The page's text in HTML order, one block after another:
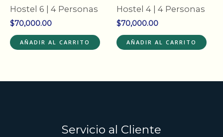
Hostel 6 | 4 Personas
$70,000.00
AÑADIR AL CARRITO
Hostel 4 | 4 Personas
$70,000.00
AÑADIR AL CARRITO
Servicio al Cliente